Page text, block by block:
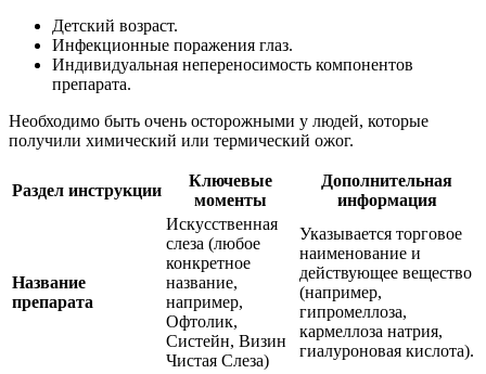
Детский возраст.
Инфекционные поражения глаз.
Индивидуальная непереносимость компонентов
препарата.
Необходимо быть очень осторожными у людей, которые
получили химический или термический ожог.
Раздел инструкции
Ключевые
моменты
Дополнительная
информация
Название
препарата
Искусственная
слеза (любое
конкретное
название,
например,
Офтолик,
Систейн, Визин
Чистая Слеза)
Указывается торговое
наименование и
действующее вещество
(например,
гипромеллоза,
кармеллоза натрия,
гиалуроновая кислота).